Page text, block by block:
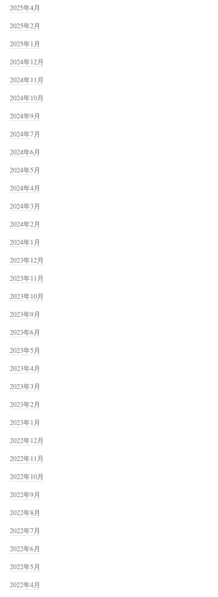
2025年4月
2025年2月
2025年1月
2024年12月
2024年11月
2024年10月
2024年9月
2024年7月
2024年6月
2024年5月
2024年4月
2024年3月
2024年2月
2024年1月
2023年12月
2023年11月
2023年10月
2023年9月
2023年6月
2023年5月
2023年4月
2023年3月
2023年2月
2023年1月
2022年12月
2022年11月
2022年10月
2022年9月
2022年8月
2022年7月
2022年6月
2022年5月
2022年4月